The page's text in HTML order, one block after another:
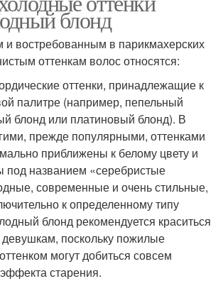
блонд
востребованным в парикмахерских
оттенкам волос относятся:
оттенки, принадлежащие к
палитре (например, пепельный
блонд или платиновый блонд). В
прежде популярными, оттенками
приближены к белому цвету и
под названием «серебристые
современные и очень стильные,
к определенному типу
блонд рекомендуется краситься
поскольку пожилые
могут добиться совсем
старения.